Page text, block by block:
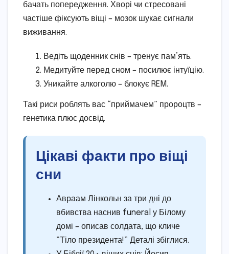
бачать попередження. Хворі чи стресовані
частіше фіксують віщі – мозок шукає сигнали
виживання.
Ведіть щоденник снів – тренує пам’ять.
Медитуйте перед сном – посилює інтуїцію.
Уникайте алкоголю – блокує REM.
Такі риси роблять вас “приймачем” пророцтв –
генетика плюс досвід.
Цікаві факти про віщі
сни
Авраам Лінкольн за три дні до
вбивства наснив funeral у Білому
домі – описав солдата, що кличе
“Тіло президента!” Деталі збіглися.